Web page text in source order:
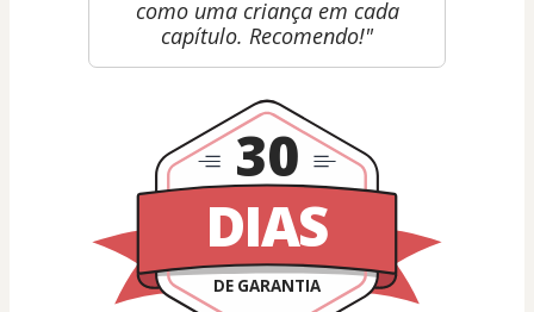
como uma criança em cada
capítulo. Recomendo!"
DIAS
DE GARANTIA
30